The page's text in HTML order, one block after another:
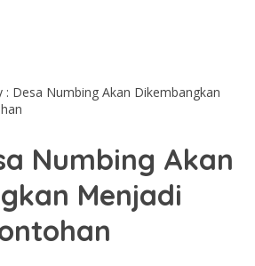
: Desa Numbing Akan Dikembangkan
Numbing Akan
Menjadi